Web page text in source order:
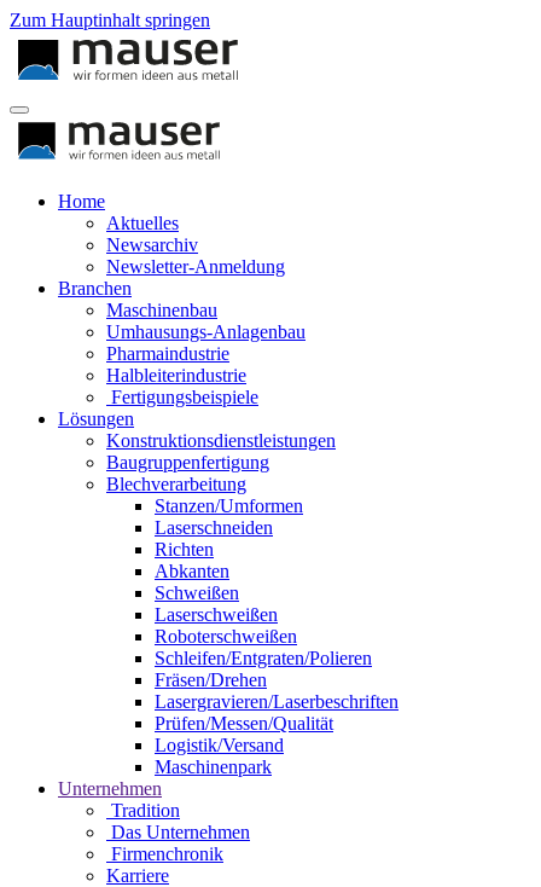
Zum Hauptinhalt springen
Home
Aktuelles
Newsarchiv
Newsletter-Anmeldung
Branchen
Maschinenbau
Umhausungs-Anlagenbau
Pharmaindustrie
Halbleiterindustrie
Fertigungsbeispiele
Lösungen
Konstruktionsdienstleistungen
Baugruppenfertigung
Blechverarbeitung
Stanzen/Umformen
Laserschneiden
Richten
Abkanten
Schweißen
Laserschweißen
Roboterschweißen
Schleifen/Entgraten/Polieren
Fräsen/Drehen
Lasergravieren/Laserbeschriften
Prüfen/Messen/Qualität
Logistik/Versand
Maschinenpark
Unternehmen
Tradition
Das Unternehmen
Firmenchronik
Karriere